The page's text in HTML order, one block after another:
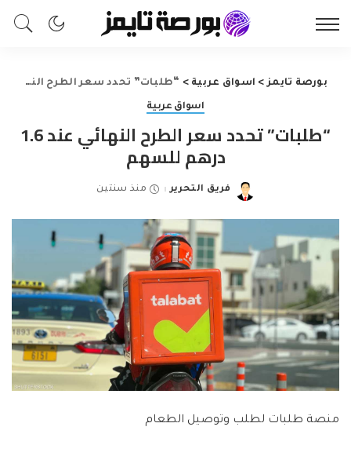
بورصة تايمز> اسواق عربية > “طلبات” تحدد سعر الطرح النهائي عند 1.6 درهم للسهم
اسواق عربية
“طلبات” تحدد سعر الطرح النهائي عند 1.6
درهم للسهم
Posted
فريق التحرير منذ سنتين
منصة طلبات لطلب وتوصيل الطعام